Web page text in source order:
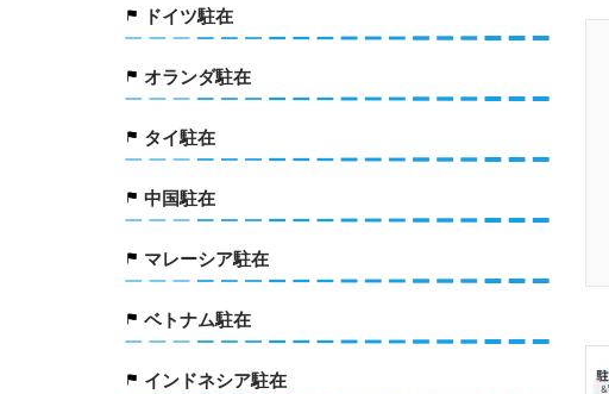
ドイツ駐在
オランダ駐在
タイ駐在
中国駐在
マレーシア駐在
ベトナム駐在
インドネシア駐在